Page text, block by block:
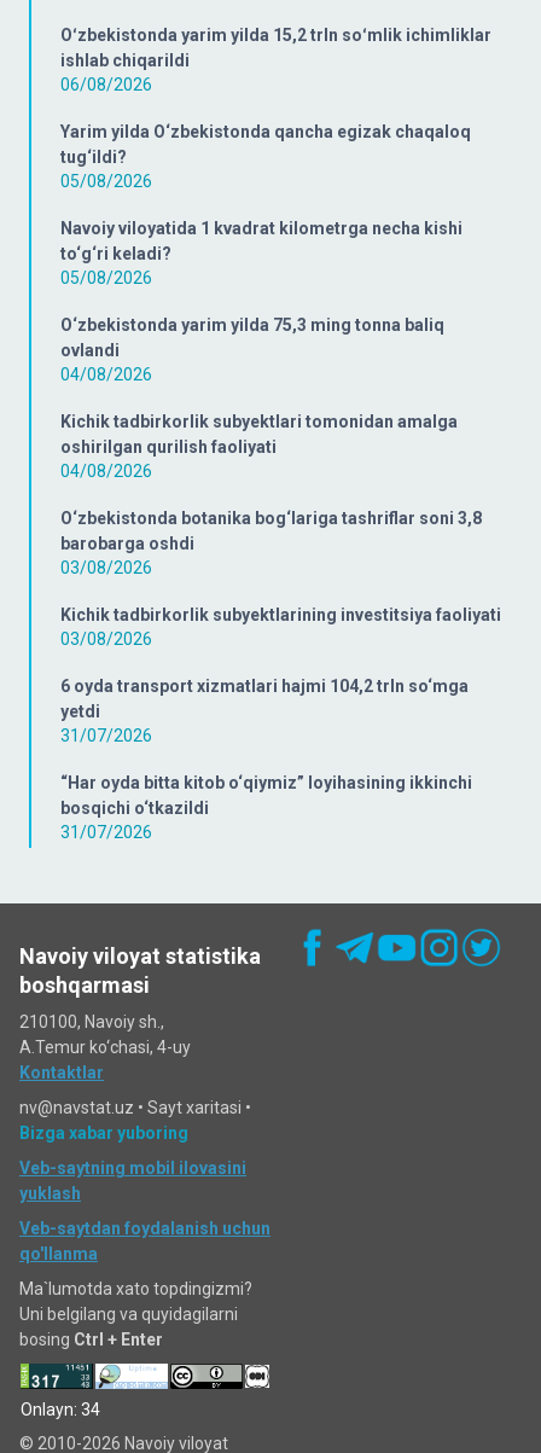
Oʻzbekistonda yarim yilda 15,2 trln soʻmlik ichimliklar
ishlab chiqarildi
06/08/2026
Yarim yilda O‘zbekistonda qancha egizak chaqaloq
tug‘ildi?
05/08/2026
Navoiy viloyatida 1 kvadrat kilometrga necha kishi
to‘g‘ri keladi?
05/08/2026
O‘zbekistonda yarim yilda 75,3 ming tonna baliq
ovlandi
04/08/2026
Kichik tadbirkorlik subyektlari tomonidan amalga
oshirilgan qurilish faoliyati
04/08/2026
O‘zbekistonda botanika bog‘lariga tashriflar soni 3,8
barobarga oshdi
03/08/2026
Kichik tadbirkorlik subyektlarining investitsiya faoliyati
03/08/2026
6 oyda transport xizmatlari hajmi 104,2 trln so‘mga
yetdi
31/07/2026
“Har oyda bitta kitob o‘qiymiz” loyihasining ikkinchi
bosqichi o‘tkazildi
31/07/2026
Navoiy viloyat statistika
boshqarmasi
210100, Navoiy sh.,
A.Temur ko‘chаsi, 4-uy
Kontaktlar
nv@navstat.uz • Sayt xaritasi •
Bizga xabar yuboring
Veb-saytning mobil ilovasini
yuklash
Veb-saytdan foydalanish uchun
qo'llanma
Ma`lumotda xato topdingizmi?
Uni belgilang va quyidagilarni
bosing Ctrl + Enter
Onlayn: 34
© 2010-2026 Navoiy viloyat